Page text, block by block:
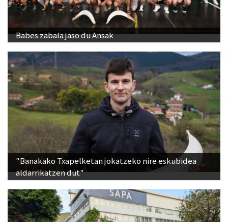
Babes zabala jaso du Ansak
"Banakako Txapelketan jokatzeko nire eskubidea
aldarrikatzen dut"